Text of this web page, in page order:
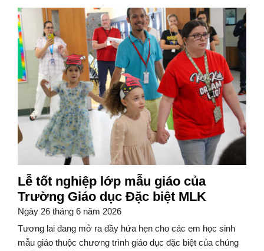
Lễ tốt nghiệp lớp mẫu giáo của
Trường Giáo dục Đặc biệt MLK
Ngày 26 tháng 6 năm 2026
Tương lai đang mở ra đầy hứa hẹn cho các em học sinh
mẫu giáo thuộc chương trình giáo dục đặc biệt của chúng